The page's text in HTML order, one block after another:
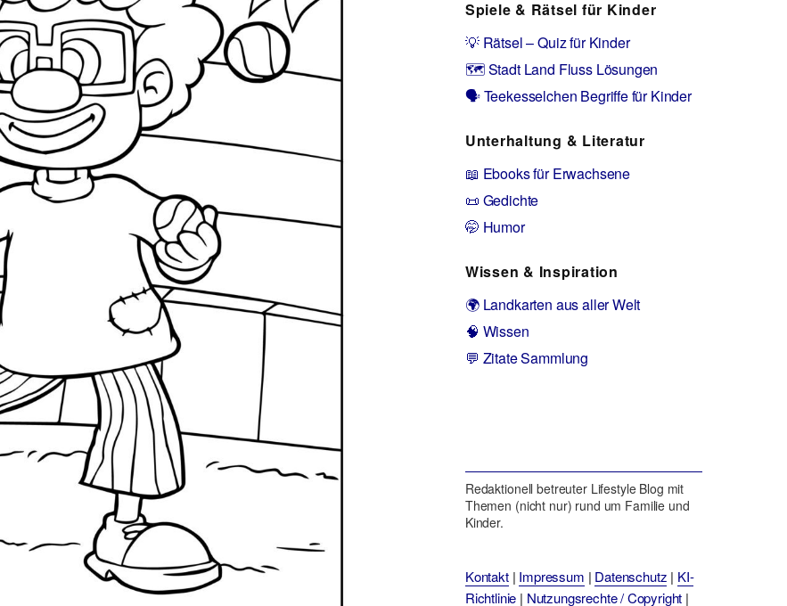
Spiele & Rätsel für Kinder
💡 Rätsel – Quiz für Kinder
🗺️ Stadt Land Fluss Lösungen
🗣️ Teekesselchen Begriffe für Kinder
Unterhaltung & Literatur
📖 Ebooks für Erwachsene
📜 Gedichte
🤭 Humor
Wissen & Inspiration
🌍 Landkarten aus aller Welt
🧠 Wissen
💬 Zitate Sammlung
Redaktionell betreuter Lifestyle Blog mit
Themen (nicht nur) rund um Familie und
Kinder.
Kontakt| Impressum | Datenschutz | KI-
Richtlinie | Nutzungsrechte / Copyright |